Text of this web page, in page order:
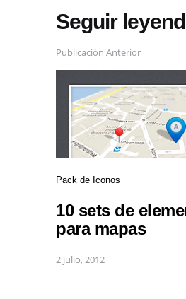
Seguir
Publicación Anterior
Pack de Iconos
10 sets de
para mapas
2 julio, 2012